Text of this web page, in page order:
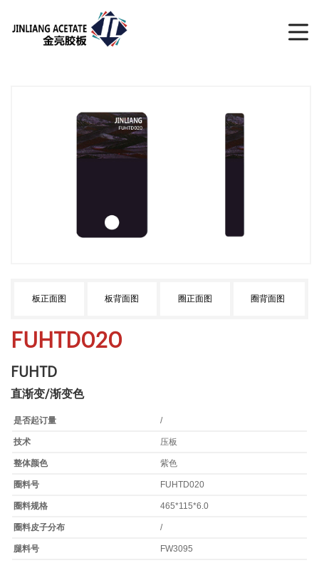
板正面图 板背面图 圈正面图 圈背面图
FUHTD020
FUHTD
直渐变/渐变色
是否起订量 /
技术 压板
整体颜色 紫色
圈料号 FUHTD020
圈料规格 465*115*6.0
圈料皮子分布 /
腿料号 FW3095